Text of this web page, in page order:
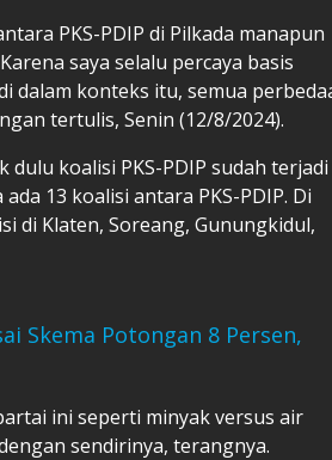
PKS-PDIP di Pilkada manapun
saya selalu percaya basis
dalam konteks itu, semua
tertulis, Senin (12/8/2024).
koalisi PKS-PDIP sudah terjadi
13 koalisi antara PKS-PDIP. Di
di Klaten, Soreang, Gunungkidul,
Skema Potongan 8 Persen,
ini seperti minyak versus air
sendirinya, terangnya.